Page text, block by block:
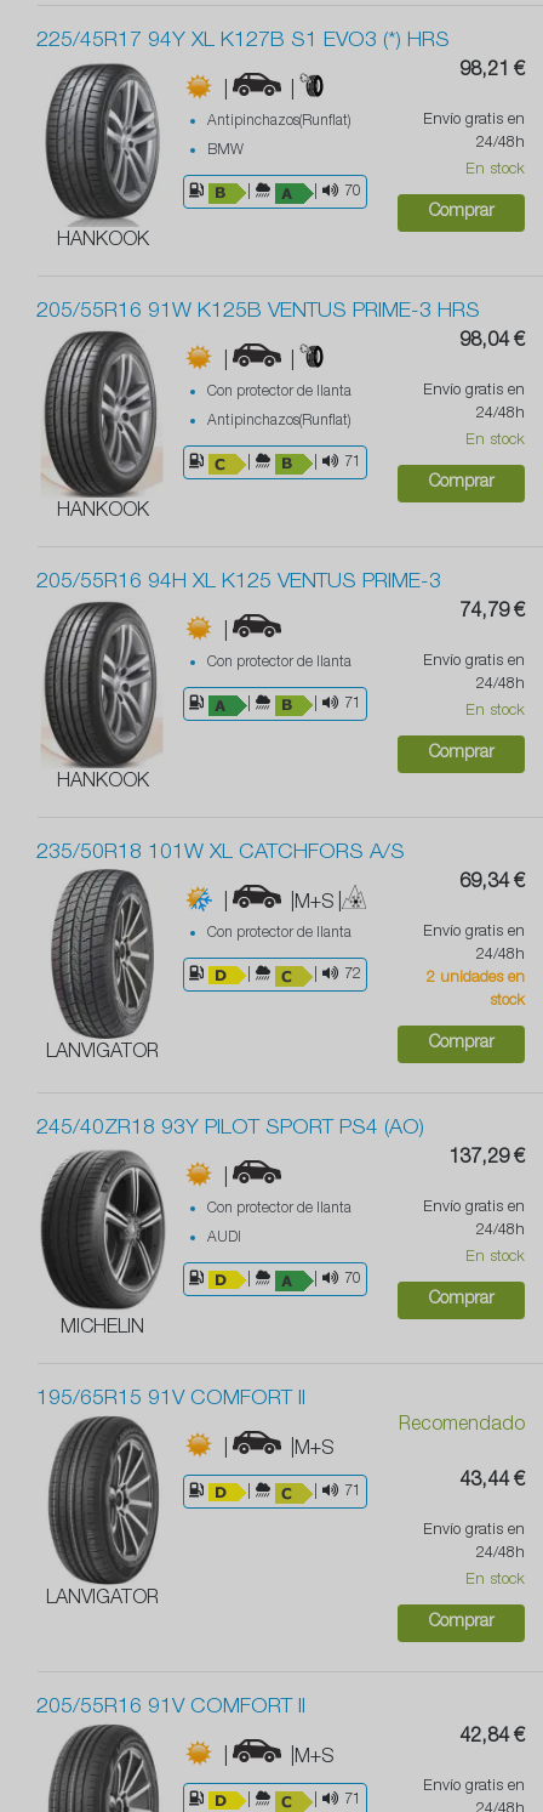
225/45R17 94Y XL K127B S1 EVO3 (*) HRS
HANKOOK
|
Antipinchazos(Runflat)
BMW
70
98,21 €
Envío gratis en
24/48h
En stock
Comprar
205/55R16 91W K125B VENTUS PRIME-3 HRS
HANKOOK
|
Con protector de llanta
Antipinchazos(Runflat)
71
98,04 €
Envío gratis en
24/48h
En stock
Comprar
205/55R16 94H XL K125 VENTUS PRIME-3
HANKOOK
|
Con protector de llanta
71
74,79 €
Envío gratis en
24/48h
En stock
Comprar
235/50R18 101W XL CATCHFORS A/S
LANVIGATOR
| |M+S |
Con protector de llanta
72
69,34 €
Envío gratis en
24/48h
2 unidades en
stock
Comprar
245/40ZR18 93Y PILOT SPORT PS4 (AO)
MICHELIN
|
Con protector de llanta
AUDI
70
137,29 €
Envío gratis en
24/48h
En stock
Comprar
195/65R15 91V COMFORT II
LANVIGATOR
| |M+S
71
Recomendado
43,44 €
Envío gratis en
24/48h
En stock
Comprar
205/55R16 91V COMFORT II
| |M+S
71
42,84 €
Envío gratis en